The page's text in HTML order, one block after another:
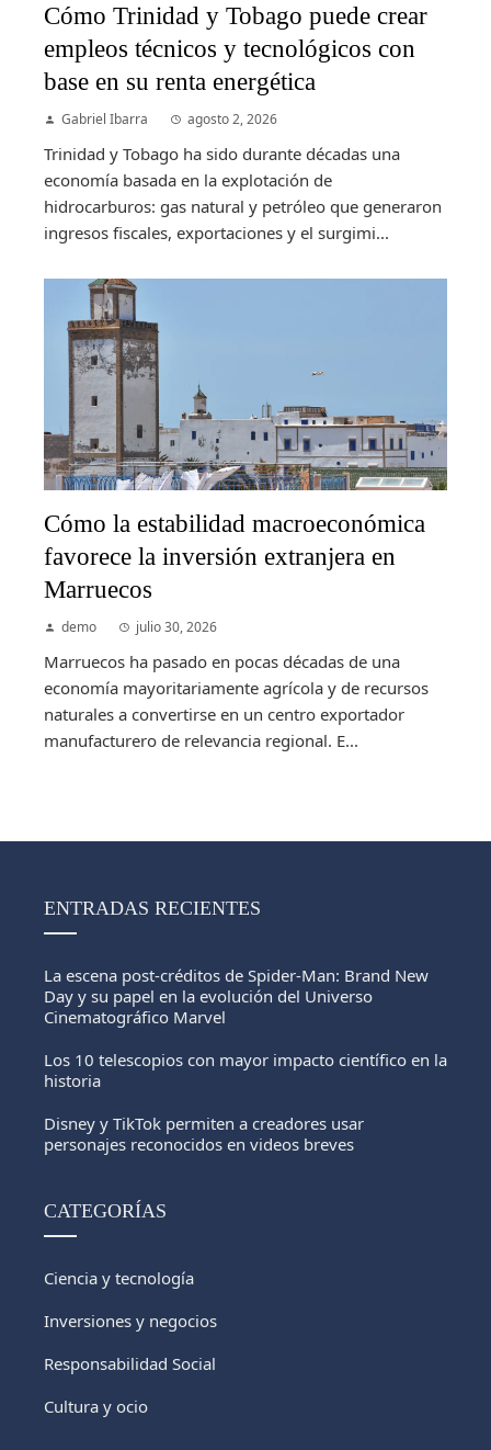
Cómo Trinidad y Tobago puede crear
empleos técnicos y tecnológicos con
base en su renta energética
Gabriel Ibarra agosto 2, 2026
Trinidad y Tobago ha sido durante décadas una
economía basada en la explotación de
hidrocarburos: gas natural y petróleo que generaron
ingresos fiscales, exportaciones y el surgimi...
Cómo la estabilidad macroeconómica
favorece la inversión extranjera en
Marruecos
demo julio 30, 2026
Marruecos ha pasado en pocas décadas de una
economía mayoritariamente agrícola y de recursos
naturales a convertirse en un centro exportador
manufacturero de relevancia regional. E...
ENTRADAS RECIENTES
La escena post-créditos de Spider-Man: Brand New
Day y su papel en la evolución del Universo
Cinematográfico Marvel
Los 10 telescopios con mayor impacto científico en la
historia
Disney y TikTok permiten a creadores usar
personajes reconocidos en videos breves
CATEGORÍAS
Ciencia y tecnología
Inversiones y negocios
Responsabilidad Social
Cultura y ocio